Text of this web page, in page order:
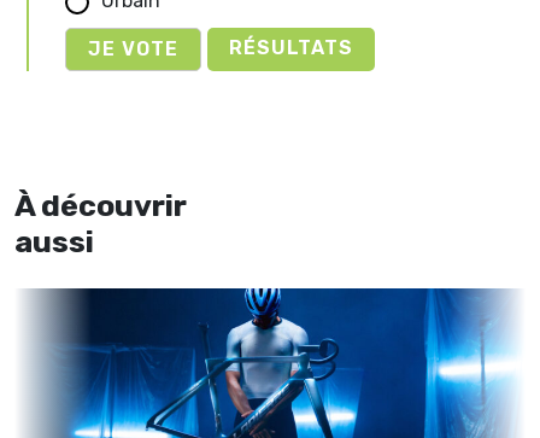
RÉSULTATS
À découvrir
aussi